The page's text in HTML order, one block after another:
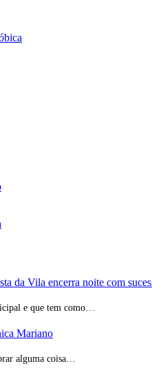
da Vila encerra noite com
e que tem como…
Mariano
alguma coisa…